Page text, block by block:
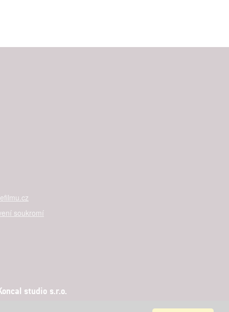
soukromí
studio s.r.o.